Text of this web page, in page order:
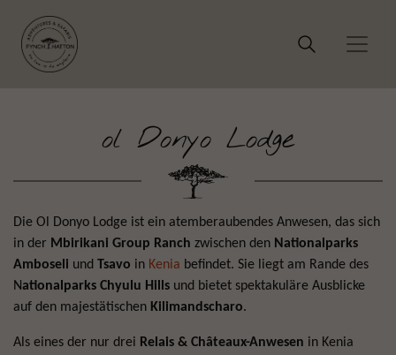
ol Donyo Lodge
Die Ol Donyo Lodge ist ein atemberaubendes Anwesen, das sich
in der Mbirikani Group Ranch zwischen den Nationalparks
Amboseli und Tsavo in Kenia befindet. Sie liegt am Rande des
Nationalparks Chyulu Hills und bietet spektakuläre Ausblicke
auf den majestätischen Kilimandscharo.
Als eines der nur drei Relais & Châteaux-Anwesen in Kenia